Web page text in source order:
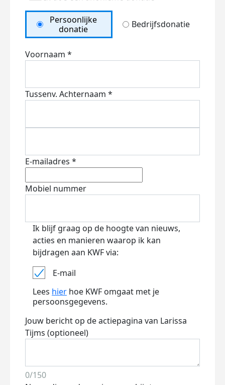
Persoonlijke
donatie
Bedrijfsdonatie
Voornaam *
Tussenv. Achternaam *
E-mailadres *
Mobiel nummer
Ik blijf graag op de hoogte van nieuws,
acties en manieren waarop ik kan
bijdragen aan KWF via:
E-mail
Lees hier hoe KWF omgaat met je
persoonsgegevens.
Jouw bericht op de actiepagina van Larissa
Tijms (optioneel)
0/150